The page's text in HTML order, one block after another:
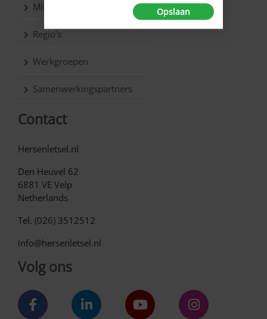
Missie & Visie
Regio’s
Werkgroepen
Samenwerkingspartners
Contact
Hersenletsel.nl
Den Heuvel 62
6881 VE Velp
Netherlands
Tel. (026) 3512512
info@hersenletsel.nl
Volg ons
Opslaan